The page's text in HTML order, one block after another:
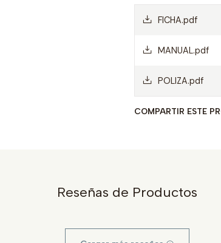
FICHA.pdf
MANUAL.pdf
POLIZA.pdf
COMPARTIR ESTE
Reseñas de Productos